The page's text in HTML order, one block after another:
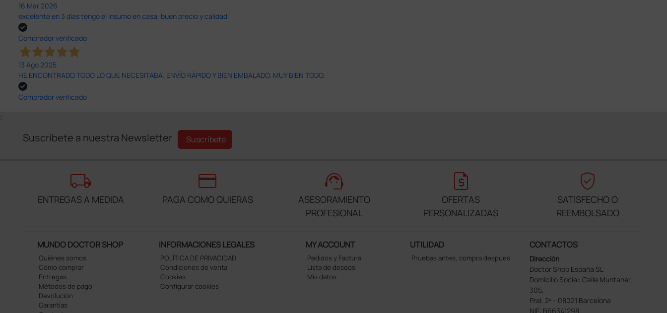
16 Mar 2026
excelente en 3 días tengo el insumo en casa, buen precio y calidad
Comprador verificado
13 Ago 2025
HE ENCONTRADO TODO LO QUE NECESITABA. ENVÍO RÁPIDO Y BIEN EMBALADO. MUY BIEN TODO.
Comprador verificado
;
Suscríbete a nuestra Newsletter Suscríbete
local_shipping
ENTREGAS A MEDIDA
credit_card
PAGA COMO QUIERAS
support_agent
ASESORAMIENTO
PROFESIONAL
request_quote
OFERTAS
PERSONALIZADAS
verified_user
SATISFECHO O
REEMBOLSADO
MUNDO DOCTOR SHOP
Quiénes somos
Cómo comprar
Entregas
Métodos de pago
Devolución
Garantías
INFORMACIONES LEGALES
POLÍTICA DE PRIVACIDAD
Condiciones de venta
Cookies
Configurar cookies
MY ACCOUNT
Pedidos y Factura
Lista de deseos
Mis datos
UTILIDAD
Pruebas antes, compra despues
CONTACTOS
Dirección
Doctor Shop España SL
Domicilio Social: Calle Muntaner,
305,
Pral. 2ª – 08021 Barcelona
NIF: B66341298